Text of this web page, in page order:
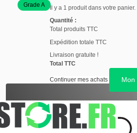
Il y a 1 produit dans votre panier.
Quantité :
Total produits TTC
Expédition totale TTC
Livraison gratuite !
Total TTC
Continuer mes achats Mon
Grade A
01.30.22.93.50
Du lundi au vendredi de
9h à 12h et de 14h à 17h